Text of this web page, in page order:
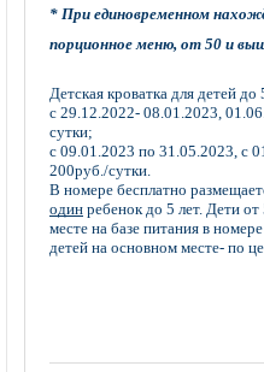
* При единовременном
порционное меню, от 50 и
Детская кроватка для детей до
с 29.12.2022- 08.01.2023,
сутки;
с 09.01.2023 по 31.05.2023, с
200руб./сутки.
В номере бесплатно
один ребенок до 5 лет. Дети
месте на базе питания в
детей на основном месте- по